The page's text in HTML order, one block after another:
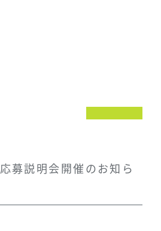
募説明会開催のお知ら